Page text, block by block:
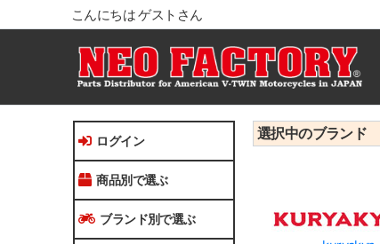
こんにちは ゲストさん
ログイン
商品別で選ぶ
ブランド別で選ぶ
選択中のブランド